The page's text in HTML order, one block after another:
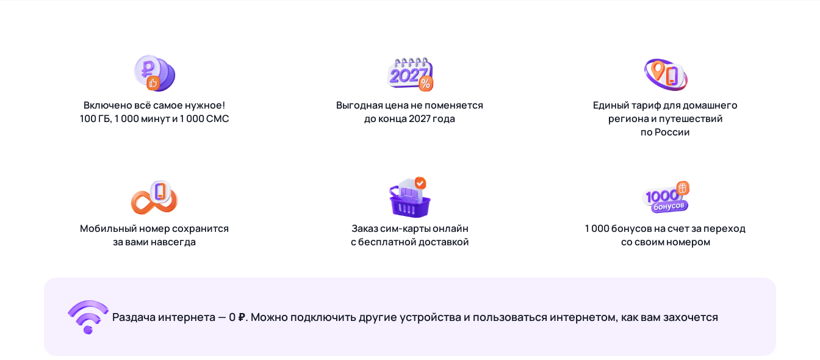
Включено всё самое нужное!
100 ГБ, 1 000 минут и 1 000 СМС
Выгодная цена не поменяется
до конца 2027 года
Единый тариф для домашнего
региона и путешествий
по России
Мобильный номер сохранится
за вами навсегда
Заказ сим-карты онлайн
с бесплатной доставкой
1 000 бонусов на счет за переход
со своим номером
Раздача интернета — 0 ₽. Можно подключить другие устройства и пользоваться интернетом, как вам захочется